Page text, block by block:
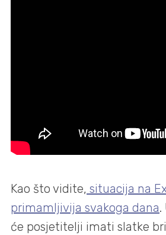
Kao što vidite, situacija na
primamljivija svakoga dana.
će posjetitelji imati slatke